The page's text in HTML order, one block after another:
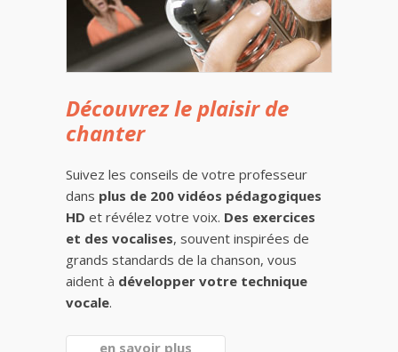
Découvrez le plaisir de
chanter
Suivez les conseils de votre professeur
dans plus de 200 vidéos pédagogiques
HD et révélez votre voix. Des exercices
et des vocalises, souvent inspirées de
grands standards de la chanson, vous
aident à développer votre technique
vocale.
en savoir plus